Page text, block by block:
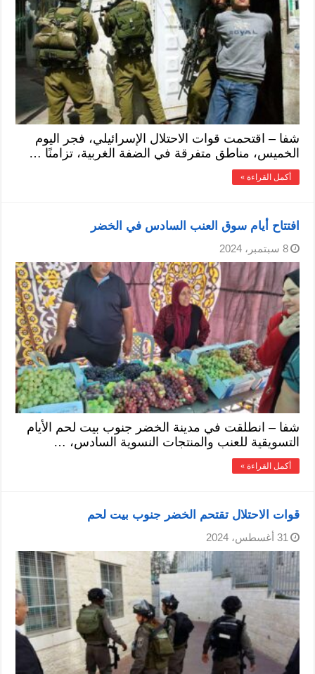
شفا – اقتحمت قوات الاحتلال الإسرائيلي، فجر اليوم
الخميس، مناطق متفرقة في الضفة الغربية، تزامنًا …
أكمل القراءة »
افتتاح أيام سوق العنب السادس في الخضر
8 سبتمبر، 2024
شفا – انطلقت في مدينة الخضر جنوب بيت لحم الأيام
التسويقية للعنب والمنتجات النسوية السادس، …
أكمل القراءة »
قوات الاحتلال تقتحم الخضر جنوب بيت لحم
31 أغسطس، 2024